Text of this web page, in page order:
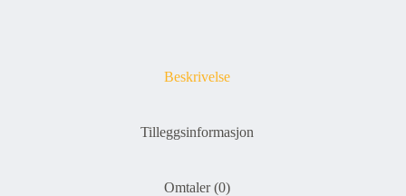
Beskrivelse
Tilleggsinformasjon
Omtaler (0)